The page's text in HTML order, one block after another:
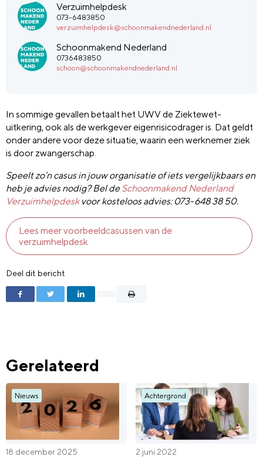
Verzuimhelpdesk
073-6483850
verzuimhelpdesk@schoonmakendnederland.nl
Schoonmakend Nederland
0736483850
schoon@schoonmakendnederland.nl
In sommige gevallen betaalt het UWV de Ziektewet-
uitkering, ook als de werkgever eigenrisicodrager is. Dat geldt
onder andere voor deze situatie, waarin een werknemer ziek
is door zwangerschap.
Speelt zo’n casus in jouw organisatie of iets vergelijkbaars en
heb je advies nodig? Bel deSchoonmakend Nederland
Verzuimhelpdeskvoor kosteloos advies: 073-648 38 50.
Lees meer voorbeeldcasussen van de
verzuimhelpdesk
Deel dit bericht
Gerelateerd
Nieuws
18 december 2025
Achtergrond
2 juni 2022